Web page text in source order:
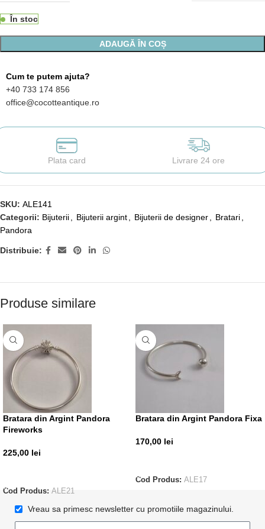
În stoc
ADAUGĂ ÎN COȘ
Cum te putem ajuta?
+40 733 174 856
office@cocotteantique.ro
Plata card Livrare 24 ore
SKU: ALE141
Categorii: Bijuterii Bijuterii argint Bijuterii de designer Bratari
Pandora
Distribuie:
Produse similare
Bratara din Argint Pandora
Fireworks
225,00 lei
Cod Produs: ALE21
Bratara din Argint Pandora Fixa
170,00 lei
Cod Produs: ALE17
Vreau sa primesc newsletter cu promotiile magazinului.